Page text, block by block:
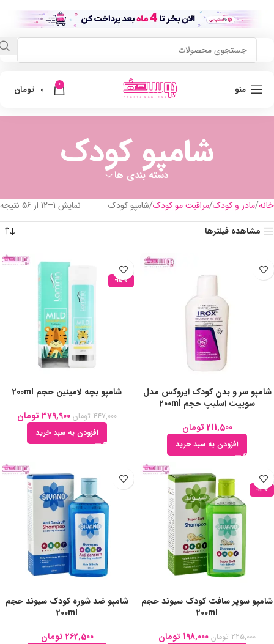
منو 0
0 تومان
شامپو کودک
دسته بندی ها
خانه مادر و کودک مراقبت مو کودک شامپو کودک
نمایش 1–12 از 56 نتیجه
مشاهده فیلترها
شامپو سر و بدن کودک ایروکس مدل
سوییت اسلیپ حجم 200ml
211,500 تومان
افزودن به سبد خرید
-15%
شامپو بچه لامینین حجم 200ml
447,000 تومان 379,900 تومان
افزودن به سبد خرید
-12%
شامپو سوپر سافت کودک سیوند حجم
200ml
225,000 تومان 198,000 تومان
شامپو ضد شوره کودک سیوند حجم
200ml
262,500 تومان